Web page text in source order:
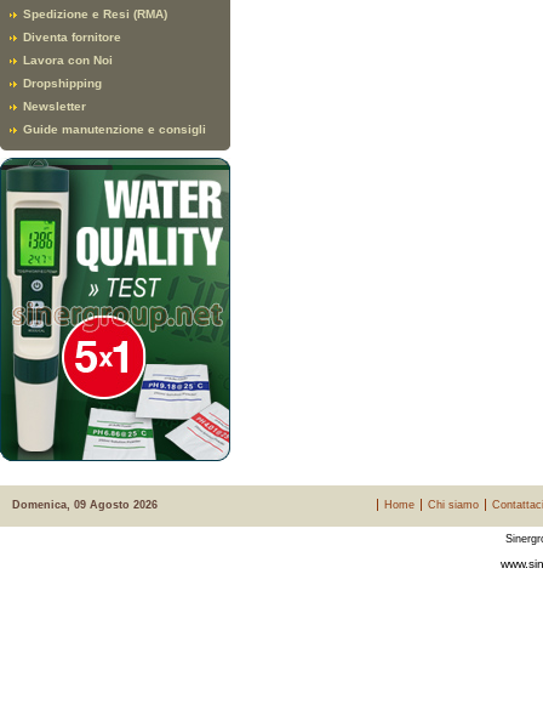
Spedizione e Resi (RMA)
Diventa fornitore
Lavora con Noi
Dropshipping
Newsletter
Guide manutenzione e consigli
Domenica, 09 Agosto 2026 Home Chi siamo Contattaci